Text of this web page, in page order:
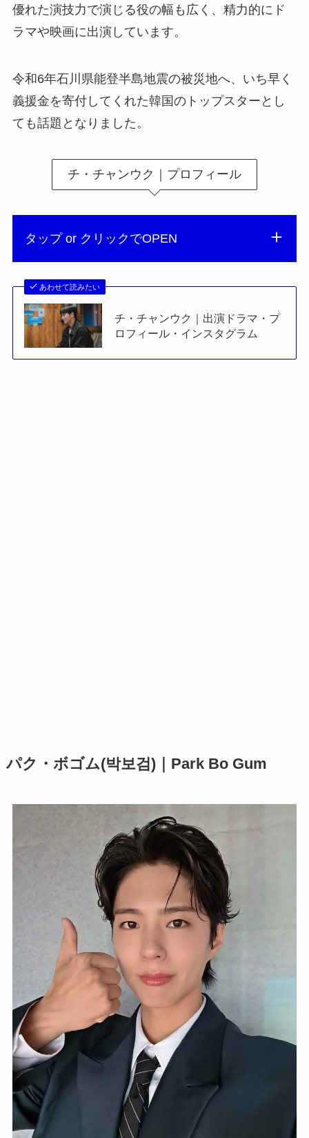
優れた演技力で演じる役の幅も広く、精力的にド
ラマや映画に出演しています。
令和6年石川県能登半島地震の被災地へ、いち早く
義援金を寄付してくれた韓国のトップスターとし
ても話題となりました。
チ・チャンウク｜プロフィール
タップ or クリックでOPEN
あわせて読みたい
チ・チャンウク｜出演ドラマ・プ
ロフィール・インスタグラム
パク・ボゴム(박보검)｜Park Bo Gum